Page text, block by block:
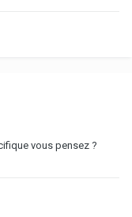
vous pensez ?